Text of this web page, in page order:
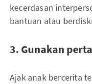
kecerdasan
bantuan atau
3. Gunakan
Ajak anak bercerita